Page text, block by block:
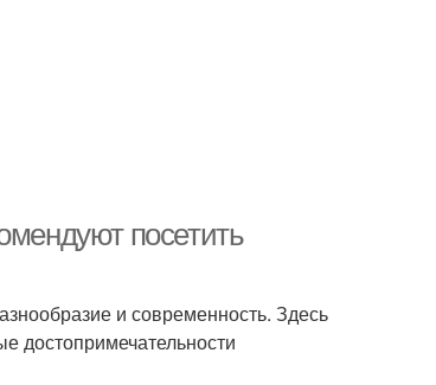
посетить
и современность. Здесь
достопримечательности